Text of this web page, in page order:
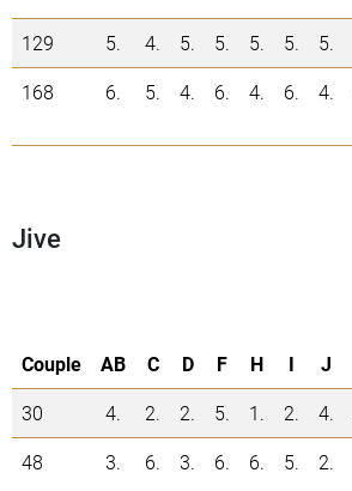
129 5. 4. 5. 5. 5. 5. 5.
168
6. 5. 4. 6. 4. 6. 4.
Jive
Couple AB C D F H I J
30
4. 2. 2. 5. 1. 2. 4.
48
3. 6. 3. 6. 6. 5. 2.